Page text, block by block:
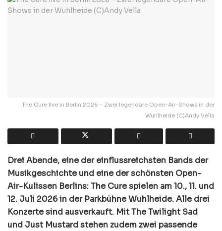
The Cure live in Berlin 2026 – Zwei legendäre Open-Air-Shows in der
Wuhlheide (C)Andy Vella
Drei Abende, eine der einflussreichsten Bands der
Musikgeschichte und eine der schönsten Open-
Air-Kulissen Berlins: The Cure spielen am 10., 11. und
12. Juli 2026 in der Parkbühne Wuhlheide. Alle drei
Konzerte sind ausverkauft. Mit The Twilight Sad
und Just Mustard stehen zudem zwei passende